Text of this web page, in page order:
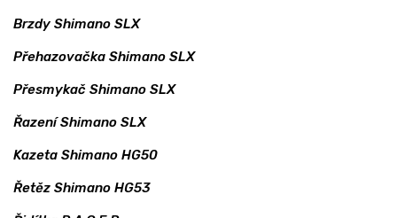
Brzdy Shimano SLX
Přehazovačka Shimano SLX
Přesmykač Shimano SLX
Řazení Shimano SLX
Kazeta Shimano HG50
Řetěz Shimano HG53